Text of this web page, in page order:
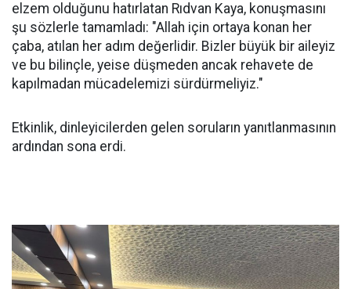
elzem olduğunu hatırlatan Rıdvan Kaya, konuşmasını
şu sözlerle tamamladı: "Allah için ortaya konan her
çaba, atılan her adım değerlidir. Bizler büyük bir aileyiz
ve bu bilinçle, yeise düşmeden ancak rehavete de
kapılmadan mücadelemizi sürdürmeliyiz."
Etkinlik, dinleyicilerden gelen soruların yanıtlanmasının
ardından sona erdi.